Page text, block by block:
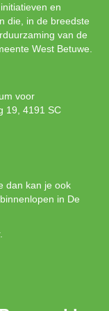
en
die, in de breedste
van de
West Betuwe.
voor
19, 4191 SC
dan kan je ook
in De